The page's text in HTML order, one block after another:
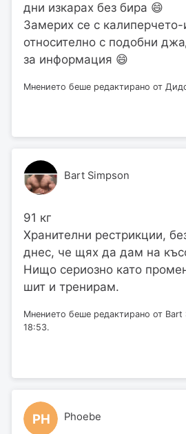
дни изкарах без бира 😄
Замерих се с калиперчето-
относително с подобни
за информация 😄
Мнението беше редактирано от
Bart Simpson
91 кг
Хранителни рестрикции,
днес, че щях да дам на
Нищо сериозно като
шит и тренирам.
Мнението беше редактирано от Bart
18:53.
PH Phoebe